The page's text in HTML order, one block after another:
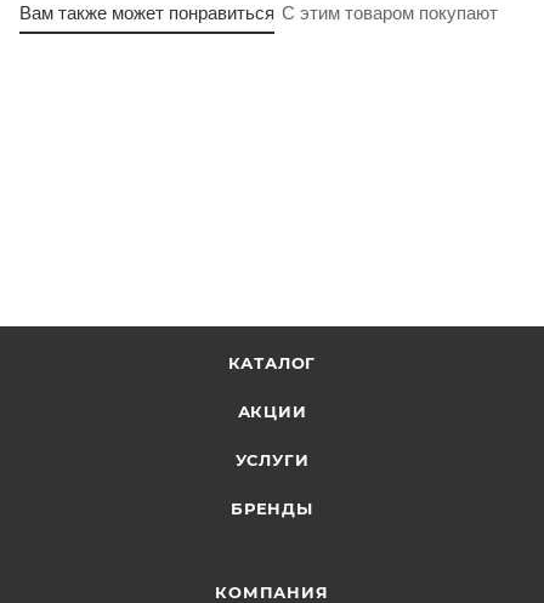
Вам также может понравиться С этим товаром покупают
КАТАЛОГ
АКЦИИ
УСЛУГИ
БРЕНДЫ
КОМПАНИЯ